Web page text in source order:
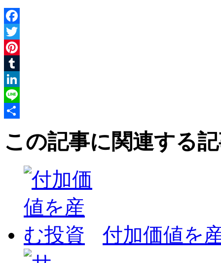
Facebook
Twitter
Pinterest
Tumblr
LinkedIn
Line
この記事に関連する
付加価値を